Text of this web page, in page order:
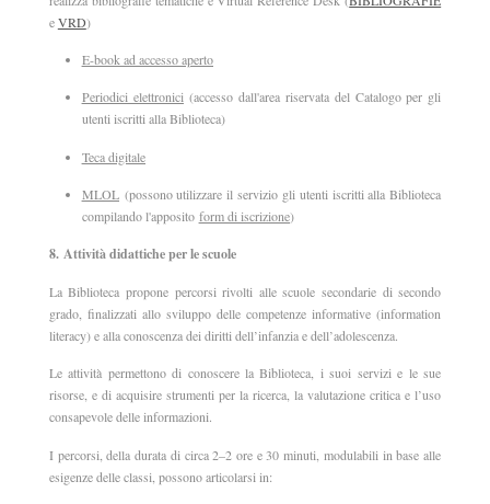
eVRD)
E-book ad accesso aperto
Periodici elettronici(accesso dall'area riservata del Catalogo per gli
utenti iscritti alla Biblioteca)
Teca digitale
MLOL (possono utilizzare il servizio gli utenti iscritti alla Biblioteca
compilando l'apposito form di iscrizione)
8. Attività didattiche per le scuole
La Biblioteca propone percorsi rivolti alle scuole secondarie di secondo
grado, finalizzati allo sviluppo delle competenze informative (information
literacy) e alla conoscenza dei diritti dell’infanzia e dell’adolescenza.
Le attività permettono di conoscere la Biblioteca, i suoi servizi e le sue
risorse, e di acquisire strumenti per la ricerca, la valutazione critica e l’uso
consapevole delle informazioni.
I percorsi, della durata di circa 2–2 ore e 30 minuti, modulabili in base alle
esigenze delle classi, possono articolarsi in: